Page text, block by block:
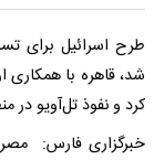
طرح اسرائیل برای
شد، قاهره با همکاری
کرد و نفوذ تل‌آویو
خبرگزاری فارس: مصر